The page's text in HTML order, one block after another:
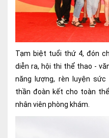
Nhà thuốc GPP
Dịch vụ Y tế Cơ quan –
Lấy mẫu xét nghiệm tại
Bảo hiểm Y tế
Bảo lãnh viện phí
Tạm biệt tuổi thứ 4, đón
diễn ra, hội thi thể thao -
năng lượng, rèn luyện
thần đoàn kết cho toàn
nhân viên phòng khám.